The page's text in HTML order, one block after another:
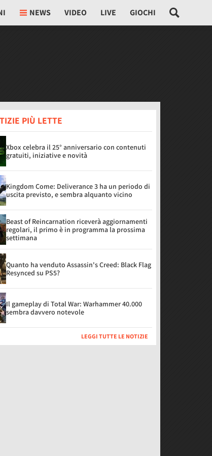
NEWS VIDEO LIVE GIOCHI
PIÙ LETTE
Xbox celebra il 25° anniversario con contenuti
gratuiti, iniziative e novità
Kingdom Come: Deliverance 3 ha un periodo di
uscita previsto, e sembra alquanto vicino
Beast of Reincarnation riceverà aggiornamenti
regolari, il primo è in programma la prossima
settimana
Quanto ha venduto Assassin's Creed: Black Flag
Resynced su PS5?
Il gameplay di Total War: Warhammer 40.000
sembra davvero notevole
LEGGI TUTTE LE NOTIZIE